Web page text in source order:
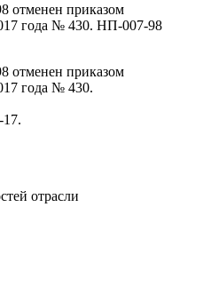
отменен приказом
года № 430. НП-007-98
отменен приказом
года № 430.
отрасли